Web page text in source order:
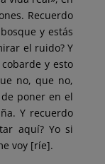
Recuerdo
y estás
el ruido? Y
y esto
no, que no,
poner en el
Y recuerdo
aquí? Yo si
voy [ríe].